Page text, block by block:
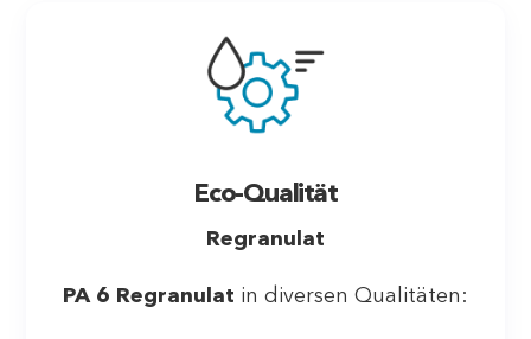
Eco-Qualität
Regranulat
PA 6 Regranulat in diversen Qualitäten: